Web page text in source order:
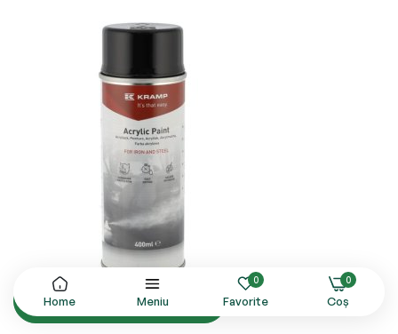
Adăugați in coș
Home Meniu
0
Favorite
0
Coș